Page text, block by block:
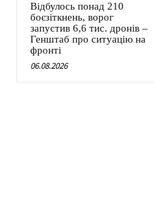
Відбулось понад 210
боєзіткнень, ворог
запустив 6,6 тис. дронів –
Генштаб про ситуацію на
фронті
06.08.2026